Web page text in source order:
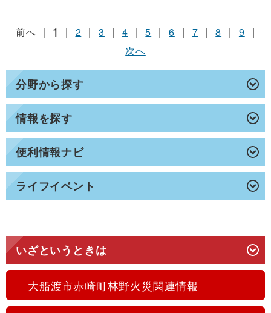
分野から探す
情報を探す
便利情報ナビ
ライフイベント
前へ | 1 | 2 | 3 | 4 | 5 | 6 | 7 | 8 | 9
|
次へ
いざというときは
大船渡市赤崎町林野火災関連情報